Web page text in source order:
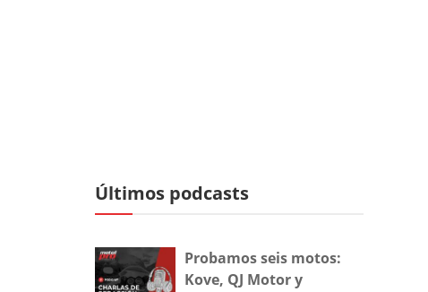
Últimos podcasts
Probamos seis motos:
Kove, QJ Motor y